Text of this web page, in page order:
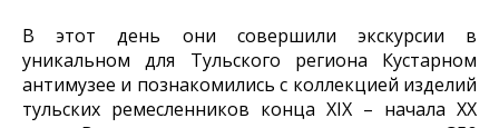
В этот день они совершили экскурсии в
уникальном для Тульского региона Кустарном
антимузее и познакомились с коллекцией изделий
тульских ремесленников конца XIX – начала XX